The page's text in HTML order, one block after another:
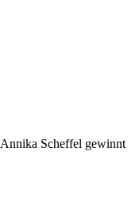
Annika Scheffel gewinnt